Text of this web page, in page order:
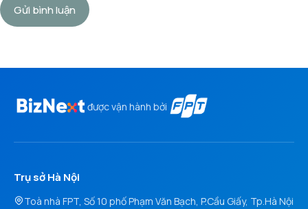
Gửi bình luận
được vận hành bởi
Trụ sở Hà Nội
Toà nhà FPT, Số 10 phố Phạm Văn Bạch, P.Cầu Giấy, Tp.Hà Nội